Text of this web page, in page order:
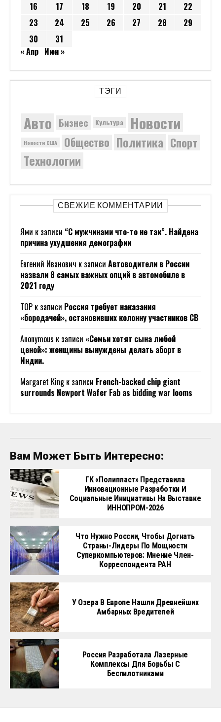
16
17 18 19 20 21
22
23
24 25 26 27 28
29
30
31
« Апр Июн »
ТЭГИ
Авто Бизнес Культура Новости
Новости США Общество Политика Спорт
Технологии
СВЕЖИЕ КОММЕНТАРИИ
Ями к записи “С мужчинами что-то не так”. Найдена
причина ухудшения демографии
Евгений Иванович к записи Автоводители в России
назвали 8 самых важных опций в автомобиле в
2021 году
ТОР к записи Россия требует наказания
«бородачей», остановивших колонну участников СВ
Anonymous к записи «Семьи хотят сына любой
ценой»: женщины вынуждены делать аборт в
Индии.
Margaret Kingк записи French-backed chip giant
surrounds Newport Wafer Fab as bidding war looms
Вам Может Быть Интересно:
ГК «Полипласт» Представила
Инновационные Разработки И
Социальные Инициативы На Выставке
ИННОПРОМ-2026
Что Нужно России, Чтобы Догнать
Страны-Лидеры По Мощности
Суперкомпьютеров: Мнение Член-
Корреспондента РАН
У Озера В Европе Нашли Древнейших
Амбарных Вредителей
Россия Разработала Лазерные
Комплексы Для Борьбы С
Беспилотниками